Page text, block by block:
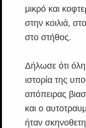
μικρό και
στην κοιλιά,
στο στήθος.
Δήλωσε ότι
ιστορία της
απόπειρας
και ο
ήταν